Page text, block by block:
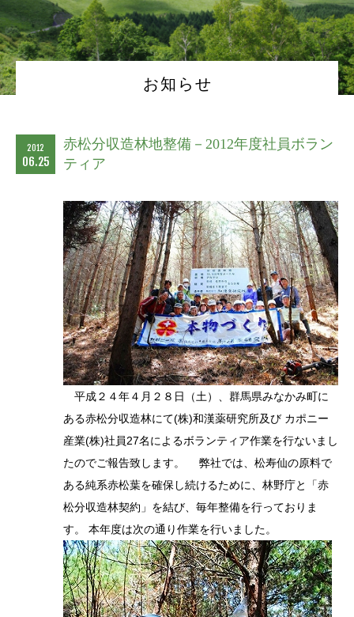
お知らせ
2012
06.25
赤松分収造林地整備－2012年度社員ボラン
ティア
平成２４年４月２８日（土）、群馬県みなかみ町に
ある赤松分収造林にて(株)和漢薬研究所及び カポニー
産業(株)社員27名によるボランティア作業を行ないまし
たのでご報告致します。 弊社では、松寿仙の原料で
ある純系赤松葉を確保し続けるために、林野庁と「赤
松分収造林契約」を結び、毎年整備を行っておりま
す。 本年度は次の通り作業を行いました。